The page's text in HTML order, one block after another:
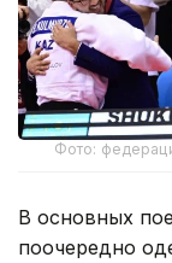
Фото:
В основных
поочередно